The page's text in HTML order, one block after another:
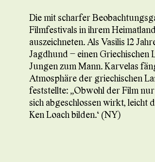
Die mit scharfer
Filmfestivals in ihrem
auszeichneten. Als Vasilis 12
Jagdhund – einen Griechischen
Jungen zum Mann. Karvelas
Atmosphäre der griechischen
feststellte: „Obwohl der Film
sich abgeschlossen wirkt, leicht
Ken Loach bilden.“ (NY)